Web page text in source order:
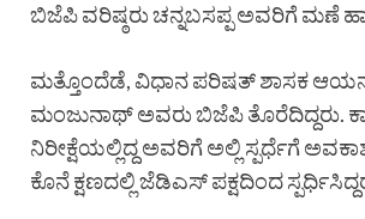
ಬಿಜೆಪಿ ವರಿಷ್ಠರು ಚನ್ನಬಸಪ್ಪ ಅವರಿಗೆ ಮಣೆ
ಮತ್ತೊಂದೆಡೆ, ವಿಧಾನ ಪರಿಷತ್ ಶಾಸಕ
ಮಂಜುನಾಥ್ ಅವರು ಬಿಜೆಪಿ ತೊರೆದಿದ್ದರು.
ನಿರೀಕ್ಷೆಯಲ್ಲಿದ್ದ ಅವರಿಗೆ ಅಲ್ಲಿ ಸ್ಪರ್ಧೆಗೆ
ಕೊನೆ ಕ್ಷಣದಲ್ಲಿ ಜೆಡಿಎಸ್ ಪಕ್ಷದಿಂದ